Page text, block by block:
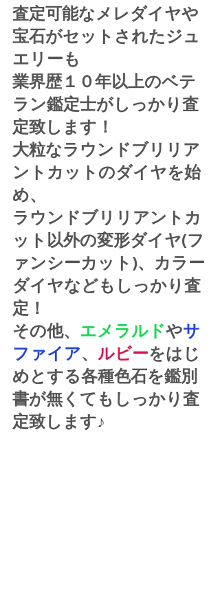
査定可能なメレダイヤや
宝石がセットされたジュ
エリーも
業界歴１０年以上のベテ
ラン鑑定士がしっかり査
定致します！
大粒なラウンドブリリア
ントカットのダイヤを始
め、
ラウンドブリリアントカ
ット以外の変形ダイヤ(フ
ァンシーカット)、カラー
ダイヤなどもしっかり査
定！
その他、 エメラルドやサ
ファイア、 ルビーをはじ
めとする各種色石を鑑別
書が無くてもしっかり査
定致します♪